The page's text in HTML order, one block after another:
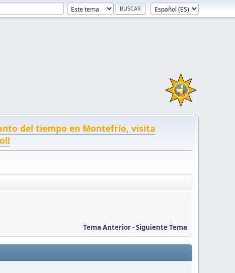
del tiempo en Montefrío, visita
Tema Anterior-Siguiente Tema